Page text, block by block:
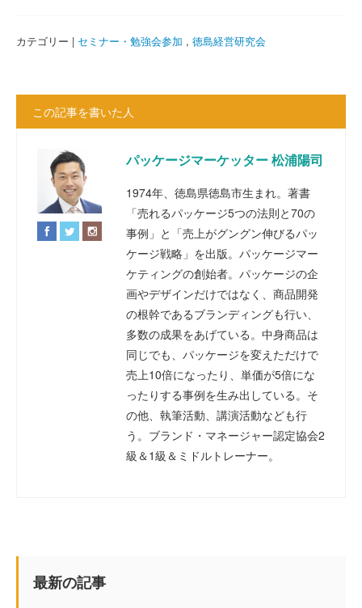
カテゴリー | セミナー・勉強会参加 , 徳島経営研究会
この記事を書いた人
パッケージマーケッター 松浦陽司
1974年、徳島県徳島市生まれ。著書
「売れるパッケージ5つの法則と70の
事例」と「売上がグングン伸びるパッ
ケージ戦略」を出版。パッケージマー
ケティングの創始者。パッケージの企
画やデザインだけではなく、商品開発
の根幹であるブランディングも行い、
多数の成果をあげている。中身商品は
同じでも、パッケージを変えただけで
売上10倍になったり、単価が5倍にな
ったりする事例を生み出している。そ
の他、執筆活動、講演活動なども行
う。ブランド・マネージャー認定協会2
級＆1級＆ミドルトレーナー。
最新の記事